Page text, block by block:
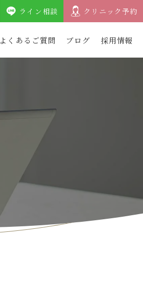
ライン相談 クリニック予約
よくあるご質問 ブログ 採用情報